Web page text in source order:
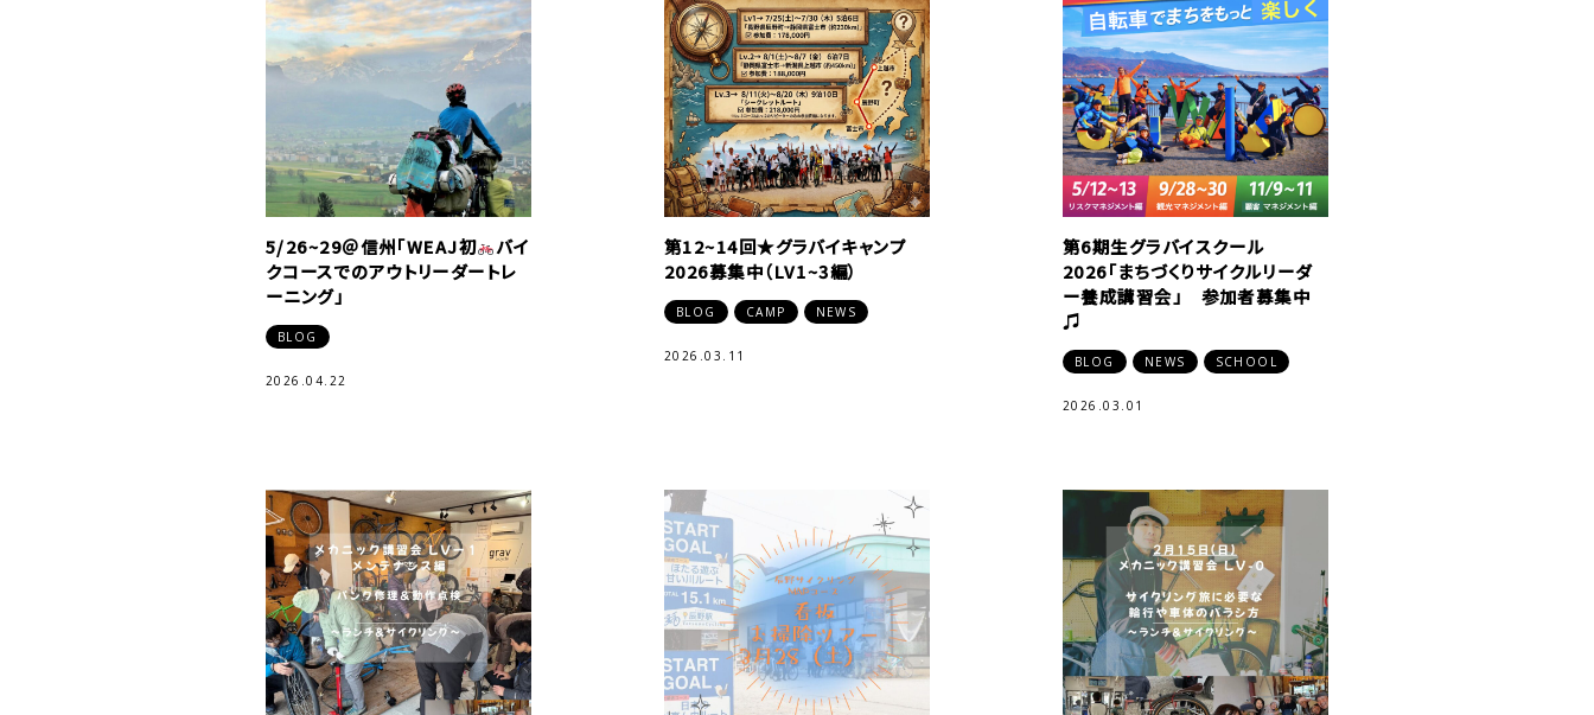
5/26~29＠信州「WEAJ初
バイ
クコースでのアウトリーダートレ
ーニング」
BLOG
2026.04.22
第12~14回★グラバイキャンプ
2026募集中（LV1~3編）
BLOG CAMP NEWS
2026.03.11
第6期生グラバイスクール
2026「まちづくりサイクルリーダ
ー養成講習会」 参加者募集中
♫
BLOG NEWS SCHOOL
2026.03.01